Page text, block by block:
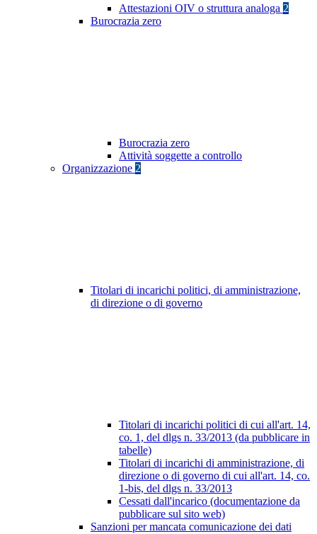
Attestazioni OIV o struttura analoga 2
Burocrazia zero
Burocrazia zero
Attività soggette a controllo
Organizzazione 2
Titolari di incarichi politici, di amministrazione,
di direzione o di governo
Titolari di incarichi politici di cui all'art. 14,
co. 1, del dlgs n. 33/2013 (da pubblicare in
tabelle)
Titolari di incarichi di amministrazione, di
direzione o di governo di cui all'art. 14, co.
1-bis, del dlgs n. 33/2013
Cessati dall'incarico (documentazione da
pubblicare sul sito web)
Sanzioni per mancata comunicazione dei dati